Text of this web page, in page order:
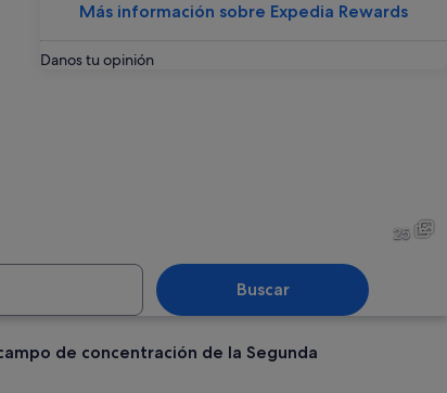
Más información sobre Expedia Rewards
Danos tu opinión
25
Buscar
de concentración de la Segunda